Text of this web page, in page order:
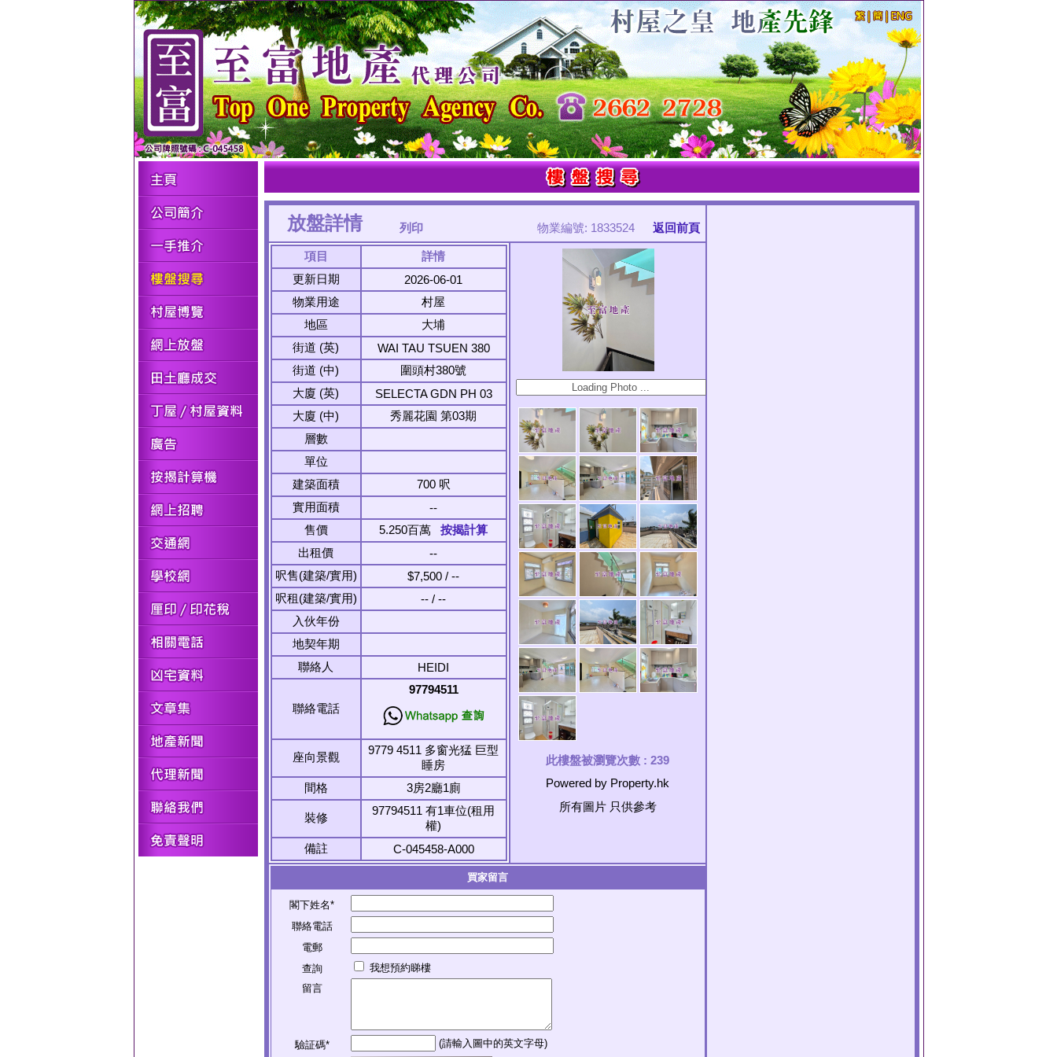
放盤詳情 列印 物業編號: 1833524 返回前頁
項目
詳情
更新日期
2026-06-01
物業用途
村屋
地區
大埔
街道 (英)
WAI TAU TSUEN 380
街道 (中)
圍頭村380號
大廈 (英)
SELECTA GDN PH 03
大廈 (中)
秀麗花園 第03期
層數
單位
建築面積
700 呎
實用面積
--
售價
5.250百萬 按揭計算
出租價
--
呎售(建築/實用)
$7,500 / --
呎租(建築/實用)
-- / --
入伙年份
地契年期
聯絡人
HEIDI
聯絡電話
97794511
座向景觀
9779 4511 多窗光猛 巨型
睡房
間格
3房2廳1廁
裝修
97794511 有1車位(租用
權)
備註
C-045458-A000
此樓盤被瀏覽次數 : 239
Powered by Property.hk
所有圖片 只供參考
買家留言
閣下姓名*
聯絡電話
電郵
查詢
我想預約睇樓
留言
驗証碼* (請輸入圖中的英文字母)